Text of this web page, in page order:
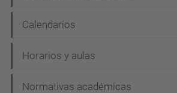
Calendarios
Horarios y aulas
Normativas académicas